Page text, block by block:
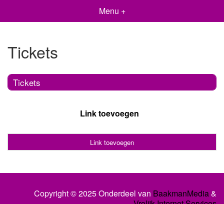
Menu +
Tickets
Tickets
Link toevoegen
Link toevoegen
Copyright © 2025 Onderdeel van BaakmanMedia&